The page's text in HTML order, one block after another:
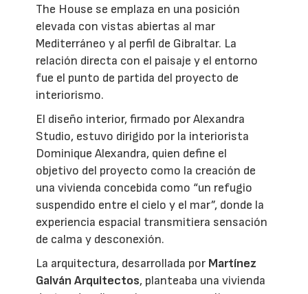
The House se emplaza en una posición
elevada con vistas abiertas al mar
Mediterráneo y al perfil de Gibraltar. La
relación directa con el paisaje y el entorno
fue el punto de partida del proyecto de
interiorismo.
El diseño interior, firmado por Alexandra
Studio, estuvo dirigido por la interiorista
Dominique Alexandra, quien define el
objetivo del proyecto como la creación de
una vivienda concebida como “un refugio
suspendido entre el cielo y el mar”, donde la
experiencia espacial transmitiera sensación
de calma y desconexión.
La arquitectura, desarrollada por Martínez
Galván Arquitectos, planteaba una vivienda